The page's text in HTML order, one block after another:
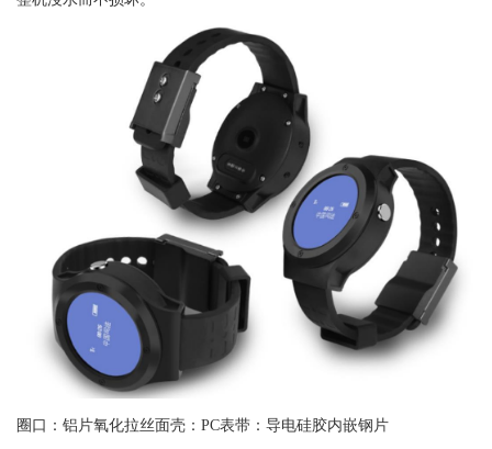
圈口：铝片氧化拉丝面壳：PC表带：导电硅胶内嵌钢片